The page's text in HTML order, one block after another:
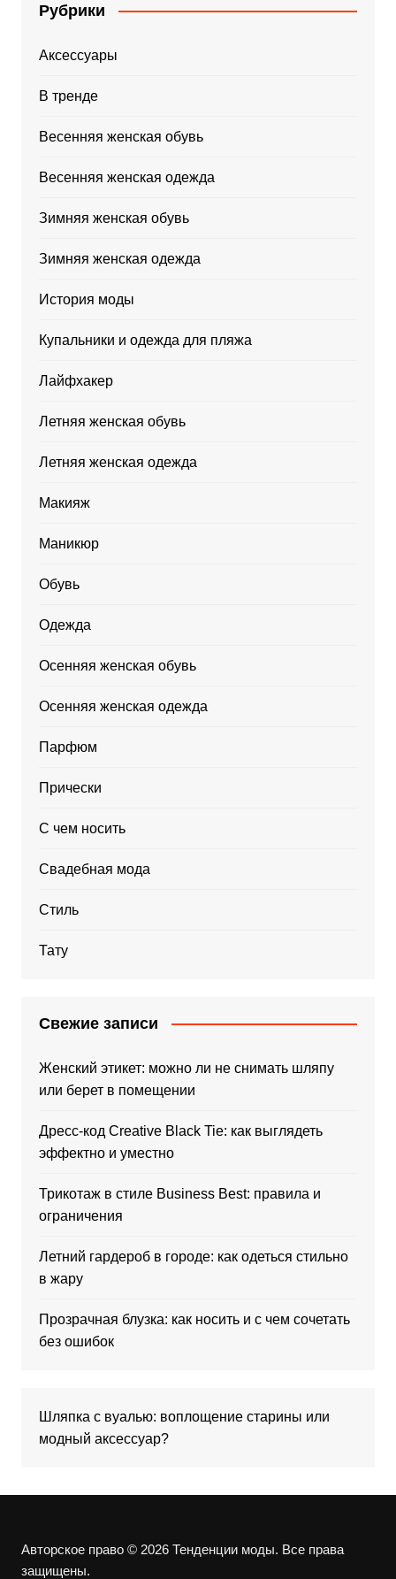
Рубрики
Аксессуары
В тренде
Весенняя женская обувь
Весенняя женская одежда
Зимняя женская обувь
Зимняя женская одежда
История моды
Купальники и одежда для пляжа
Лайфхакер
Летняя женская обувь
Летняя женская одежда
Макияж
Маникюр
Обувь
Одежда
Осенняя женская обувь
Осенняя женская одежда
Парфюм
Прически
С чем носить
Свадебная мода
Стиль
Тату
Свежие записи
Женский этикет: можно ли не снимать шляпу
или берет в помещении
Дресс-код Creative Black Tie: как выглядеть
эффектно и уместно
Трикотаж в стиле Business Best: правила и
ограничения
Летний гардероб в городе: как одеться стильно
в жару
Прозрачная блузка: как носить и с чем сочетать
без ошибок
Шляпка с вуалью: воплощение старины или
модный аксессуар?
Авторское право © 2026 Тенденции моды. Все права
защищены.